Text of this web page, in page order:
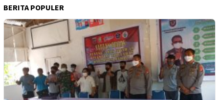
BERITA POPULER